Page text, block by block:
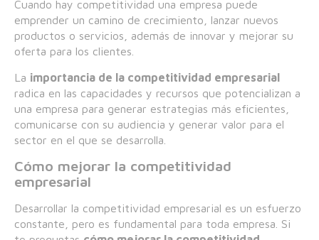
Cuando hay competitividad una empresa puede
emprender un camino de crecimiento, lanzar nuevos
productos o servicios, además de innovar y mejorar su
oferta para los clientes.
La importancia de la competitividad empresarial
radica en las capacidades y recursos que potencializan a
una empresa para generar estrategias más eficientes,
comunicarse con su audiencia y generar valor para el
sector en el que se desarrolla.
Cómo mejorar la competitividad
empresarial
Desarrollar la competitividad empresarial es un esfuerzo
constante, pero es fundamental para toda empresa. Si